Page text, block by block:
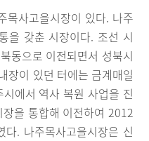
목사고을시장이 있다. 나주
을 갖춘 시장이다. 조선 시
동으로 이전되면서 성북시
장이 있던 터에는 금계매일
에서 역사 복원 사업을 진
을 통합해 이전하여 2012
. 나주목사고을시장은 신